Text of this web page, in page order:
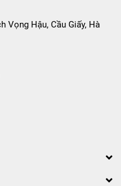
Vọng Hậu, Cầu Giấy, Hà